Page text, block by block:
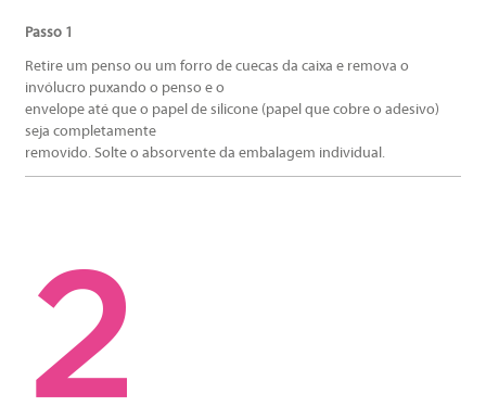
Passo 1
Retire um penso ou um forro de cuecas da caixa e remova o
invólucro puxando o penso e o
envelope até que o papel de silicone (papel que cobre o adesivo)
seja completamente
removido. Solte o absorvente da embalagem individual.